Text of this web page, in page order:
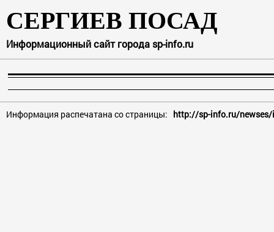
СЕРГИЕВ ПОСАД
Информационный сайт города sp-info.ru
Информация распечатана со страницы: http://sp-info.ru/